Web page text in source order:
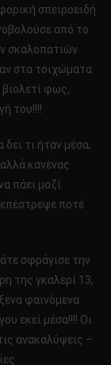
σπειροειδή
από το
σκαλοπατιών
στα τοιχώματα
βιολετί φως,
του!!!!
τι ήταν μέσα,
κανένας
πάει μαζί
ποτέ
σφράγισε την
της γκαλερί 13,
φαινόμενα
εκεί μέσα!!!! Οι
ανακαλύψεις –